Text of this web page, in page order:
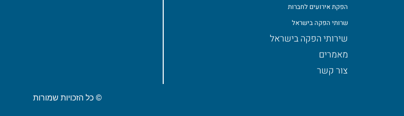
הפקת אירועים לחברות
שרותי הפקה בישראל
שירותי הפקה בישראל
מאמרים
צור קשר
© כל הזכויות שמורות